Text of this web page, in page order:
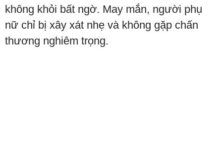
không khỏi bất ngờ. May mắn, người phụ
nữ chỉ bị xây xát nhẹ và không gặp chấn
thương nghiêm trọng.